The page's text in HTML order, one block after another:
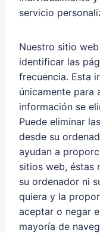
servicio
Nuestro sitio
identificar las
frecuencia. Esta
únicamente para
información se
Puede eliminar
desde su
ayudan a
sitios web, éstas
su ordenador ni
quiera y la
aceptar o negar
mayoría de